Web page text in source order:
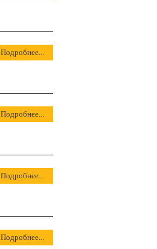
Подробнее...
Подробнее...
Подробнее...
Подробнее...